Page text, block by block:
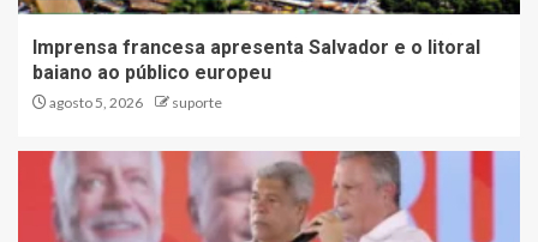
Imprensa francesa apresenta Salvador e o litoral
baiano ao público europeu
agosto 5, 2026 suporte